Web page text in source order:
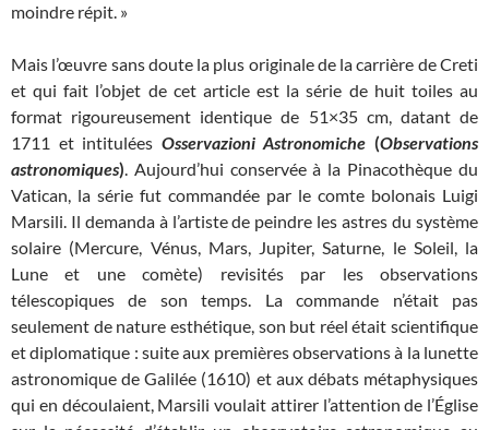
moindre répit. »
Mais l’œuvre sans doute la plus originale de la carrière de Creti
et qui fait l’objet de cet article est la série de huit toiles au
format rigoureusement identique de 51×35 cm, datant de
1711 et intitulées Osservazioni Astronomiche (Observations
astronomiques). Aujourd’hui conservée à la Pinacothèque du
Vatican, la série fut commandée par le comte bolonais Luigi
Marsili. Il demanda à l’artiste de peindre les astres du système
solaire (Mercure, Vénus, Mars, Jupiter, Saturne, le Soleil, la
Lune et une comète) revisités par les observations
télescopiques de son temps. La commande n’était pas
seulement de nature esthétique, son but réel était scientifique
et diplomatique : suite aux premières observations à la lunette
astronomique de Galilée (1610) et aux débats métaphysiques
qui en découlaient, Marsili voulait attirer l’attention de l’Église